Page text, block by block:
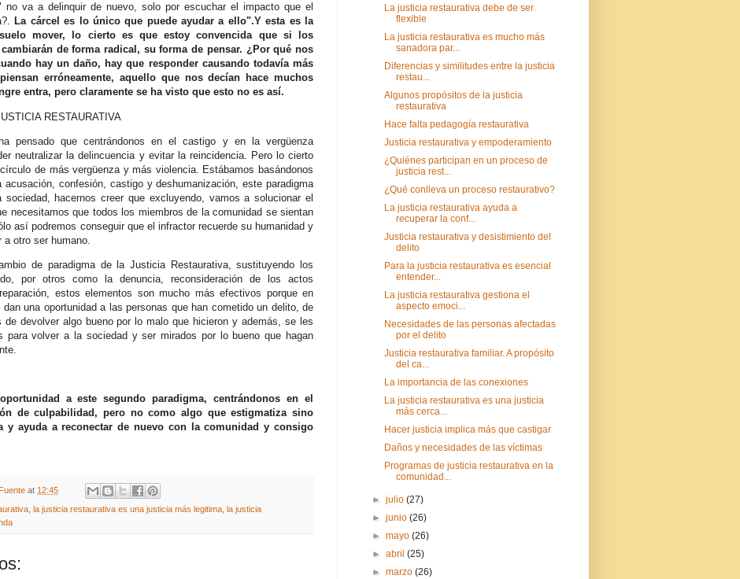
no va a delinquir de nuevo, solo por escuchar el impacto que el
La cárcel es lo único que puede ayudar a ello".Y esta es la
mover, lo cierto es que estoy convencida que si los
de forma radical, su forma de pensar. ¿Por qué nos
hay un daño, hay que responder causando todavía más
erróneamente, aquello que nos decían hace muchos
entra, pero claramente se ha visto que esto no es así.
RESTAURATIVA
pensado que centrándonos en el castigo y en la vergüenza
neutralizar la delincuencia y evitar la reincidencia. Pero lo cierto
de más vergüenza y más violencia. Estábamos basándonos
confesión, castigo y deshumanización, este paradigma
hacernos creer que excluyendo, vamos a solucionar el
necesitamos que todos los miembros de la comunidad se sientan
así podremos conseguir que el infractor recuerde su humanidad y
otro ser humano.
de paradigma de la Justicia Restaurativa, sustituyendo los
por otros como la denuncia, reconsideración de los actos
estos elementos son mucho más efectivos porque en
una oportunidad a las personas que han cometido un delito, de
de devolver algo bueno por lo malo que hicieron y además, se les
para volver a la sociedad y ser mirados por lo bueno que hagan
a este segundo paradigma, centrándonos en el
de culpabilidad, pero no como algo que estigmatiza sino
y ayuda a reconectar de nuevo con la comunidad y consigo
at 12:45
la justicia restaurativa es una justicia más legitima la justicia
La justicia restaurativa debe de ser
flexible
La justicia restaurativa es mucho más
sanadora par...
Diferencias y similitudes entre la justicia
restau...
Algunos propósitos de la justicia
restaurativa
Hace falta pedagogía restaurativa
Justicia restaurativa y empoderamiento
¿Quiénes participan en un proceso de
justicia rest...
¿Qué conlleva un proceso restaurativo?
La justicia restaurativa ayuda a
recuperar la conf...
Justicia restaurativa y desistimiento del
delito
Para la justicia restaurativa es esencial
entender...
La justicia restaurativa gestiona el
aspecto emoci...
Necesidades de las personas afectadas
por el delito
Justicia restaurativa familiar. A propósito
del ca...
La importancia de las conexiones
La justicia restaurativa es una justicia
más cerca...
Hacer justicia implica más que castigar
Daños y necesidades de las víctimas
Programas de justicia restaurativa en la
comunidad...
►julio(27)
►junio(26)
►mayo(26)
►abril(25)
►marzo(26)